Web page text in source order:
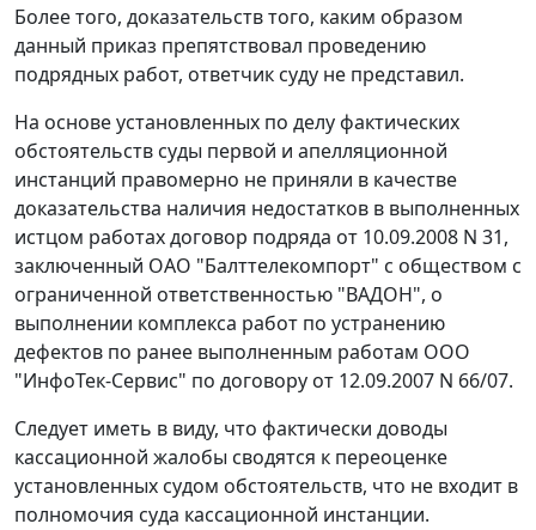
Более того, доказательств того, каким образом
данный приказ препятствовал проведению
подрядных работ, ответчик суду не представил.
На основе установленных по делу фактических
обстоятельств суды первой и апелляционной
инстанций правомерно не приняли в качестве
доказательства наличия недостатков в выполненных
истцом работах договор подряда от 10.09.2008 N 31,
заключенный ОАО "Балттелекомпорт" с обществом с
ограниченной ответственностью "ВАДОН", о
выполнении комплекса работ по устранению
дефектов по ранее выполненным работам ООО
"ИнфоТек-Сервис" по договору от 12.09.2007 N 66/07.
Следует иметь в виду, что фактически доводы
кассационной жалобы сводятся к переоценке
установленных судом обстоятельств, что не входит в
полномочия суда кассационной инстанции.